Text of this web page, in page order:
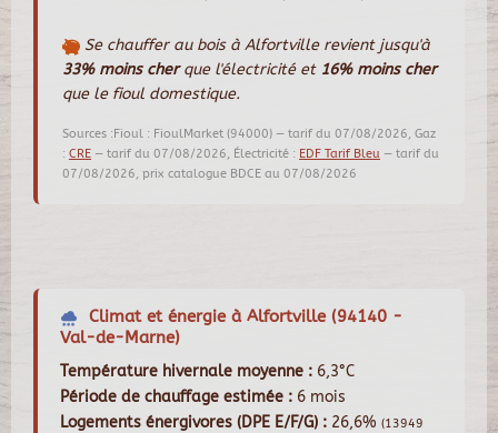
Se chauffer au bois à Alfortville revient jusqu'à
33% moins cherque l'électricité et 16% moins cher
que le fioul domestique.
Sources :Fioul : FioulMarket (94000) — tarif du 07/08/2026, Gaz
: CRE — tarif du 07/08/2026, Électricité : EDF Tarif Bleu — tarif du
07/08/2026, prix catalogue BDCE au 07/08/2026
Climat et énergie à Alfortville (94140 -
Val-de-Marne)
Température hivernale moyenne : 6,3°C
Période de chauffage estimée : 6 mois
Logements énergivores (DPE E/F/G) : 26,6% (13949